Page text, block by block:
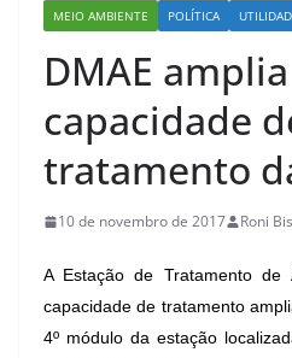
MEIO AMBIENTE POLÍTICA
DMAE amplia
capacidade
tratamento
10 de novembro de 2017 Roni
A Estação de Tratamento
capacidade de tratamento
4º módulo da estação